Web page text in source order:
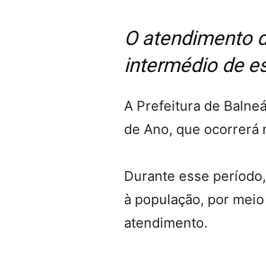
O atendimento
intermédio de
A Prefeitura de
de Ano, que ocorrerá
Durante esse
à população, por
atendimento.